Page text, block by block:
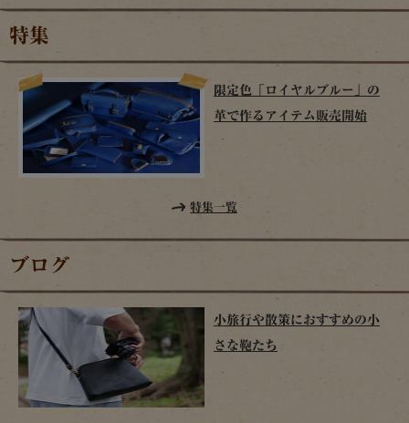
特集
限定色「ロイヤルブルー」の
革で作るアイテム販売開始
特集一覧
ブログ
小旅行や散策におすすめの小
さな鞄たち